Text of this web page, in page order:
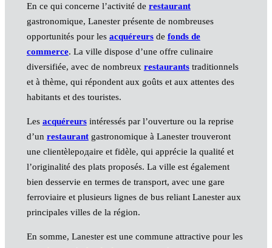
En ce qui concerne l’activité de restaurant
gastronomique, Lanester présente de nombreuses
opportunités pour les acquéreursde fonds de
commerce. La ville dispose d’une offre culinaire
diversifiée, avec de nombreux restaurantstraditionnels
et à thème, qui répondent aux goûts et aux attentes des
habitants et des touristes.
Les acquéreursintéressés par l’ouverture ou la reprise
d’un restaurantgastronomique à Lanester trouveront
une clientèleродаire et fidèle, qui apprécie la qualité et
l’originalité des plats proposés. La ville est également
bien desservie en termes de transport, avec une gare
ferroviaire et plusieurs lignes de bus reliant Lanester aux
principales villes de la région.
En somme, Lanester est une commune attractive pour les